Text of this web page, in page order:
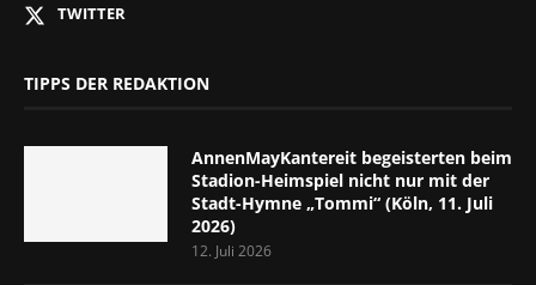
TWITTER
TIPPS DER REDAKTION
AnnenMayKantereit begeisterten beim
Stadion-Heimspiel nicht nur mit der
Stadt-Hymne „Tommi“ (Köln, 11. Juli
2026)
12. Juli 2026